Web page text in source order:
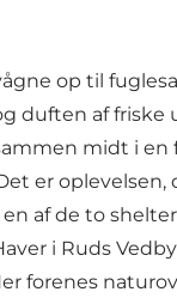
op til
duften af friske
midt i en
er oplevelsen,
af de to
i Ruds
forenes